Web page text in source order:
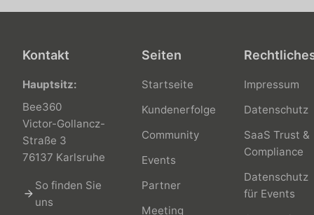
Kontakt
Hauptsitz:
Bee360
Victor-Gollancz-
Straße 3
76137 Karlsruhe
arrow_forward
So finden Sie
uns
Seiten
Startseite
Kundenerfolge
Community
Events
Partner
Meeting
Impressum
Datenschutz
SaaS Trust &
Compliance
Datenschutz
für Events